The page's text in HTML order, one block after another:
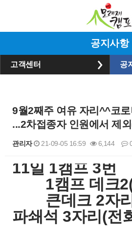
공지사항
고객센터 공
9월2째주 여유 자리^^코로
...2차접종자 인원에서 제
관리자 21-09-05 16:59 6,144
본문
​11일 1캠프 3번
1캠프 데크2(
큰데크 2자리
파쇄석 3자리(전